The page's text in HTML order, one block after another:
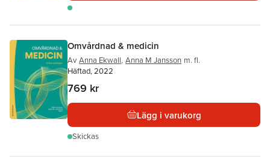
Omvårdnad & medicin
Av Anna Ekwall, Anna M Jansson m. fl.
Häftad, 2022
769 kr
Lägg i varukorg
Skickas